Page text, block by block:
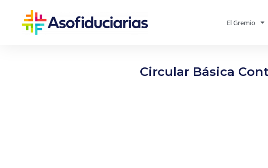
El Gremio
Circular Básica